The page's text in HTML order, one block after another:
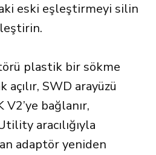
eski eşleştirmeyi silin
plastik bir sökme
açılır, SWD arayüzü
bağlanır,
aracılığıyla
adaptör yeniden